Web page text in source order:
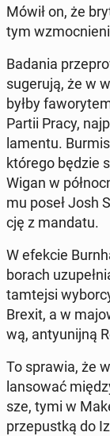
Mówił on, że
tym
Badania
su­ge­ru­ją, że w
byłby
Partii Pracy,
la­men­tu.
którego będzie
Wigan w
mu poseł Josh
cję z mandatu.
W efekcie
bo­rach
tam­tej­si
Brexit, a w
wą, an­ty­unij­ną
To sprawia, że
lan­so­wać
sze, tymi w
prze­pust­ką do